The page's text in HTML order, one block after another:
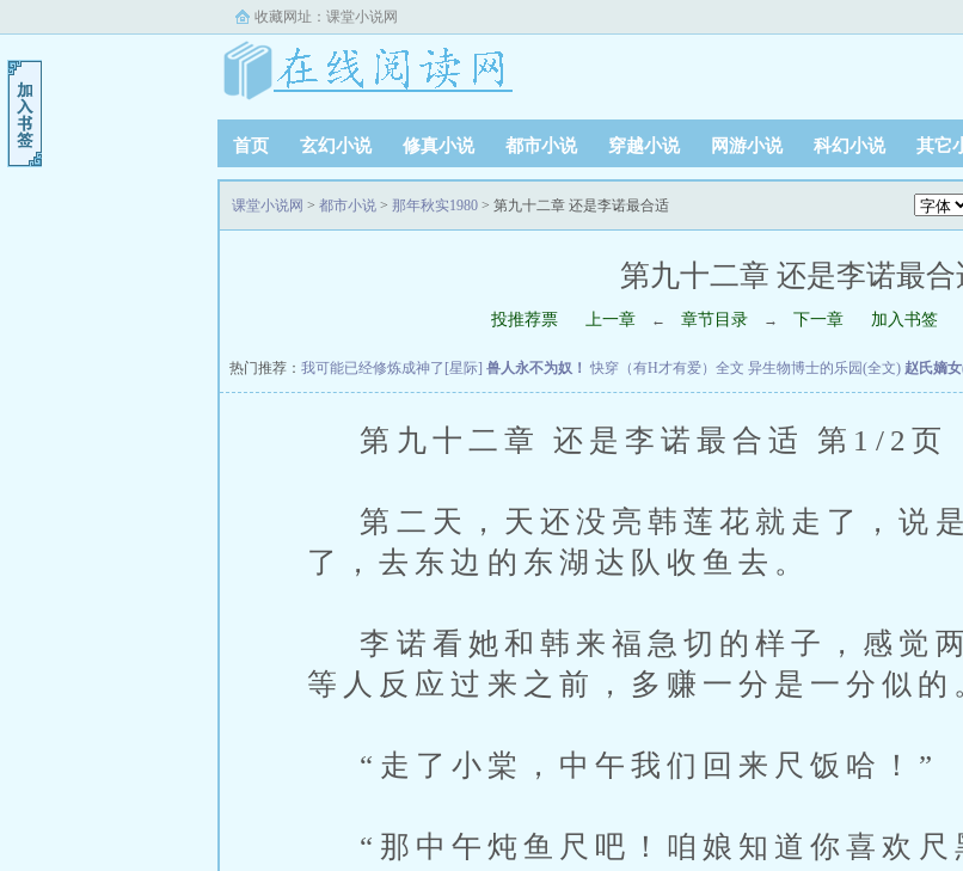
收藏网址： 课堂小说网
首页 玄幻小说 修真小说 都市小说 穿越小说 网游小说 科幻小说 其它
课堂小说网 > 都市小说 > 那年秋实1980 > 第九十二章 还是李诺最合适
第九十二章 还是李诺最合
投推荐票 上一章 ← 章节目录 → 下一章 加入书签
热门推荐： 我可能已经修炼成神了[星际] 兽人永不为奴！ 快穿（有H才有爱）全文 异生物博士的乐园(全文) 赵氏嫡
第九十二章 还是李诺最合适 第1/2页
第二天，天还没亮韩莲花就走了，说
了，去东边的东湖达队收鱼去。
李诺看她和韩来福急切的样子，感觉
等人反应过来之前，多赚一分是一分似的
“走了小棠，中午我们回来尺饭哈！”
“那中午炖鱼尺吧！咱娘知道你喜欢尺